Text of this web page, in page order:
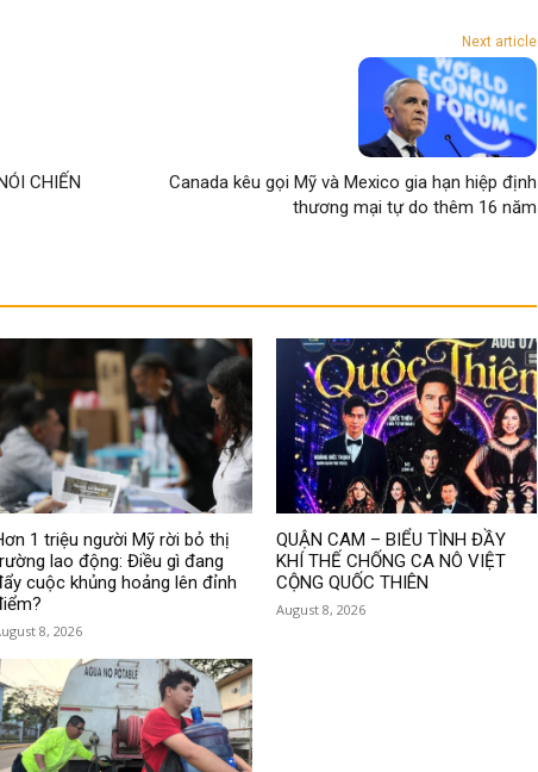
CHIẾN
Next article
Canada kêu gọi Mỹ và Mexico gia hạn hiệp định
thương mại tự do thêm 16 năm
1 triệu người Mỹ rời bỏ thị
lao động: Điều gì đang
cuộc khủng hoảng lên đỉnh
8, 2026
QUẬN CAM – BIỂU TÌNH ĐẦY
KHÍ THẾ CHỐNG CA NÔ VIỆT
CỘNG QUỐC THIÊN
August 8, 2026